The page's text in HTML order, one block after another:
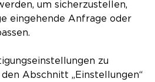
um sicherzustellen,
eingehende Anfrage oder
zu
Abschnitt „Einstellungen“